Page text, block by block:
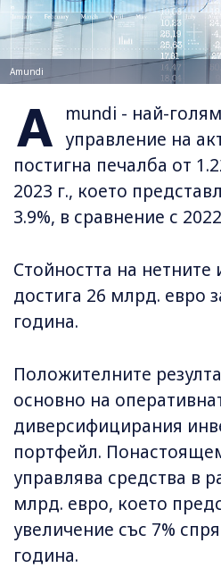
Amundi
A
mundi - най-
управление на
постигна печалба от
2023 г., което
3.9%, в сравнение с
Стойността на нетните
достига 26 млрд. евро
година.
Положителните
основно на
диверсифицирания
портфейл.
управлява средства в
млрд. евро, което
увеличение със 7%
година.